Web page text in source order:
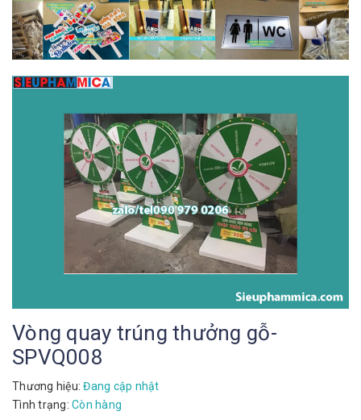
Vòng quay trúng thưởng gỗ-
SPVQ008
Thương hiệu: Đang cập nhật
Tình trạng: Còn hàng